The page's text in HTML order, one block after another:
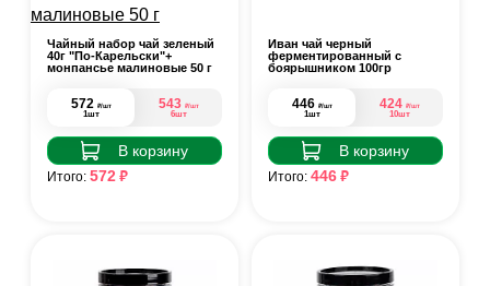
Чайный набор чай зеленый
40г "По-Карельски"+
монпансье малиновые 50 г
572 ₽/шт
1шт
543 ₽/шт
6шт
В корзину
Итого: 572 ₽
Иван чай черный
ферментированный с
боярышником 100гр
446 ₽/шт
1шт
424 ₽/шт
10шт
В корзину
Итого: 446₽